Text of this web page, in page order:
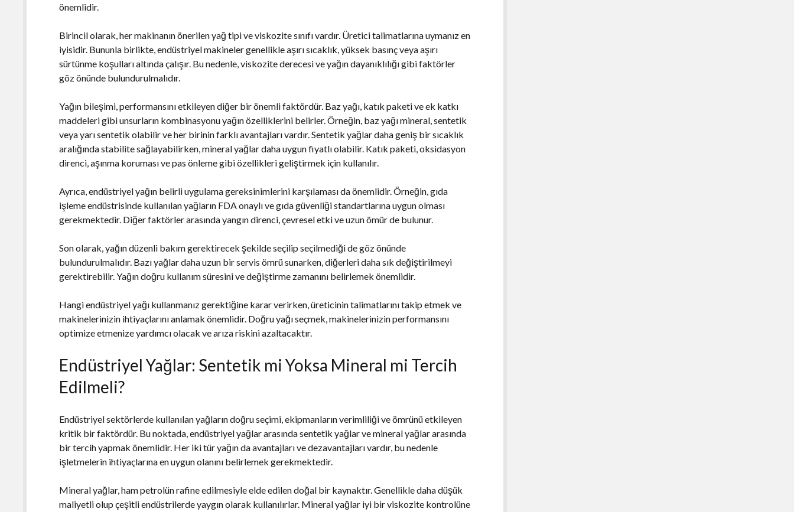
önemlidir.
Birincil olarak, her makinanın önerilen yağ tipi ve viskozite sınıfı vardır. Üretici talimatlarına uymanız en
iyisidir. Bununla birlikte, endüstriyel makineler genellikle aşırı sıcaklık, yüksek basınç veya aşırı
sürtünme koşulları altında çalışır. Bu nedenle, viskozite derecesi ve yağın dayanıklılığı gibi faktörler
göz önünde bulundurulmalıdır.
Yağın bileşimi, performansını etkileyen diğer bir önemli faktördür. Baz yağı, katık paketi ve ek katkı
maddeleri gibi unsurların kombinasyonu yağın özelliklerini belirler. Örneğin, baz yağı mineral, sentetik
veya yarı sentetik olabilir ve her birinin farklı avantajları vardır. Sentetik yağlar daha geniş bir sıcaklık
aralığında stabilite sağlayabilirken, mineral yağlar daha uygun fiyatlı olabilir. Katık paketi, oksidasyon
direnci, aşınma koruması ve pas önleme gibi özellikleri geliştirmek için kullanılır.
Ayrıca, endüstriyel yağın belirli uygulama gereksinimlerini karşılaması da önemlidir. Örneğin, gıda
işleme endüstrisinde kullanılan yağların FDA onaylı ve gıda güvenliği standartlarına uygun olması
gerekmektedir. Diğer faktörler arasında yangın direnci, çevresel etki ve uzun ömür de bulunur.
Son olarak, yağın düzenli bakım gerektirecek şekilde seçilip seçilmediği de göz önünde
bulundurulmalıdır. Bazı yağlar daha uzun bir servis ömrü sunarken, diğerleri daha sık değiştirilmeyi
gerektirebilir. Yağın doğru kullanım süresini ve değiştirme zamanını belirlemek önemlidir.
Hangi endüstriyel yağı kullanmanız gerektiğine karar verirken, üreticinin talimatlarını takip etmek ve
makinelerinizin ihtiyaçlarını anlamak önemlidir. Doğru yağı seçmek, makinelerinizin performansını
optimize etmenize yardımcı olacak ve arıza riskini azaltacaktır.
Endüstriyel Yağlar: Sentetik mi Yoksa Mineral mi Tercih
Edilmeli?
Endüstriyel sektörlerde kullanılan yağların doğru seçimi, ekipmanların verimliliği ve ömrünü etkileyen
kritik bir faktördür. Bu noktada, endüstriyel yağlar arasında sentetik yağlar ve mineral yağlar arasında
bir tercih yapmak önemlidir. Her iki tür yağın da avantajları ve dezavantajları vardır, bu nedenle
işletmelerin ihtiyaçlarına en uygun olanını belirlemek gerekmektedir.
Mineral yağlar, ham petrolün rafine edilmesiyle elde edilen doğal bir kaynaktır. Genellikle daha düşük
maliyetli olup çeşitli endüstrilerde yaygın olarak kullanılırlar. Mineral yağlar iyi bir viskozite kontrolüne